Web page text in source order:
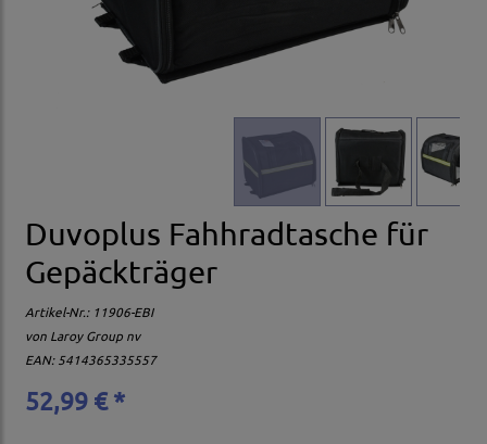
Duvoplus Fahhradtasche für
Gepäckträger
Artikel-Nr.: 11906-EBI
von Laroy Group nv
EAN: 5414365335557
52,99 € *